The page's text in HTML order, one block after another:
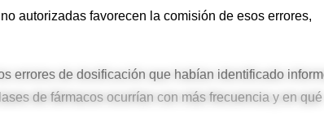
autorizadas favorecen la comisión de esos errores,
errores de dosificación que habían identificado
de fármacos ocurrían con más frecuencia y en qué